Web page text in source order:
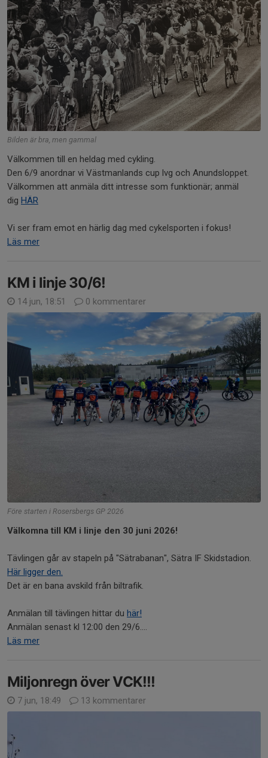
Bilden är bra, men gammal
Välkommen till en heldag med cykling.
Den 6/9 anordnar vi Västmanlands cup lvg och Anundsloppet.
Välkommen att anmäla ditt intresse som funktionär; anmäl
dig HÄR
Vi ser fram emot en härlig dag med cykelsporten i fokus!
Läs mer
KM i linje 30/6!
14 jun, 18:51 0 kommentarer
Före starten i Rosersbergs GP 2026
Välkomna till KM i linje den 30 juni 2026!
Tävlingen går av stapeln på "Sätrabanan", Sätra IF Skidstadion.
Här ligger den.
Det är en bana avskild från biltrafik.
Anmälan till tävlingen hittar du här!
Anmälan senast kl 12:00 den 29/6....
Läs mer
Miljonregn över VCK!!!
7 jun, 18:49 13 kommentarer